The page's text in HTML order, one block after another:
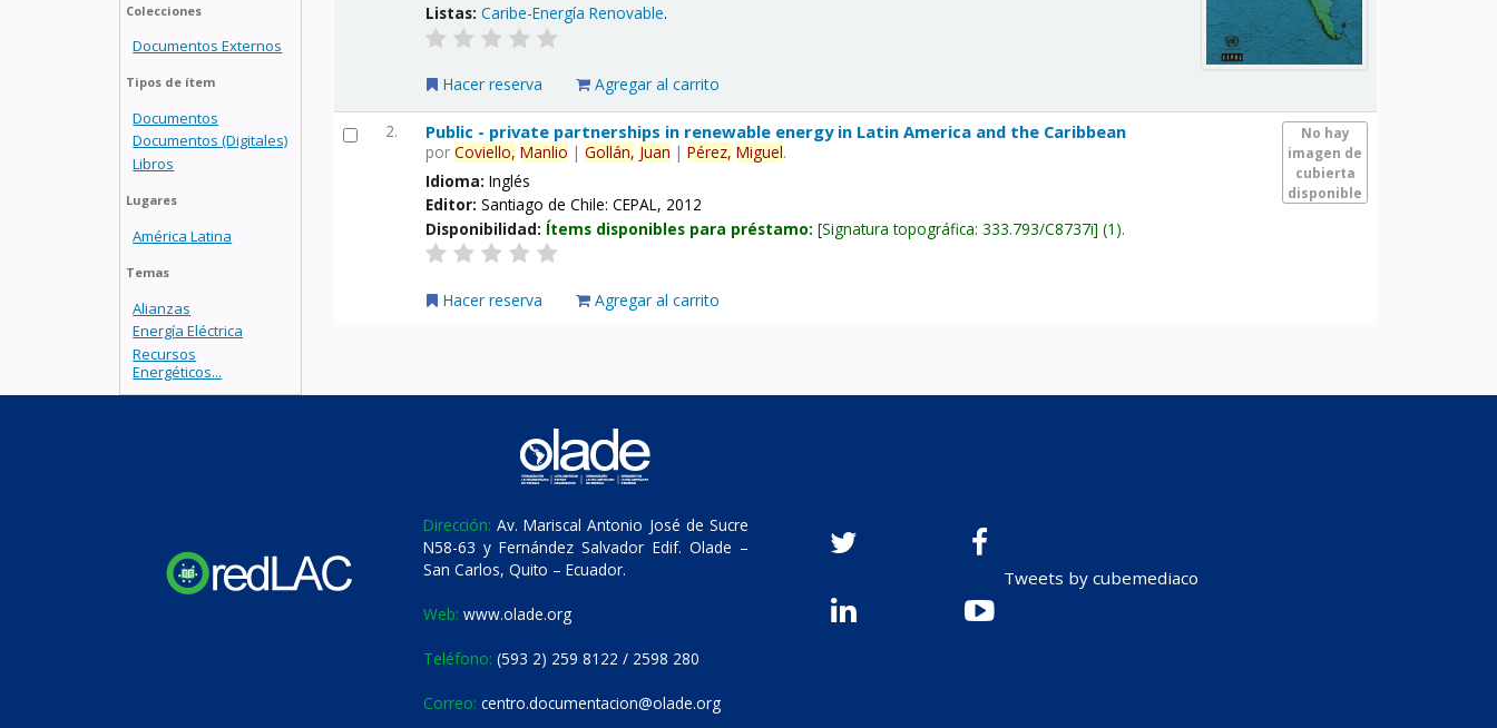
Colecciones
Documentos Externos
Tipos de ítem
Documentos
Documentos (Digitales)
Libros
Lugares
América Latina
Temas
Alianzas
Energía Eléctrica
Recursos
Energéticos...
Listas: Caribe-Energía Renovable.
Hacer reserva Agregar al carrito
2.
No hay
imagen de
cubierta
disponible
Public - private partnerships in renewable energy in Latin America and the Caribbean
porCoviello, Manlio |Gollán, Juan |Pérez, Miguel.
Idioma:Inglés
Editor:Santiago de Chile: CEPAL, 2012
Disponibilidad: Ítems disponibles para préstamo: Signatura topográfica:333.793/C8737i (1).
Hacer reserva Agregar al carrito
Dirección: Av. Mariscal Antonio José de Sucre
N58-63 y Fernández Salvador Edif. Olade –
San Carlos, Quito – Ecuador.
Web: www.olade.org
Teléfono: (593 2) 259 8122 / 2598 280
Correo: centro.documentacion@olade.org
Tweets by cubemediaco